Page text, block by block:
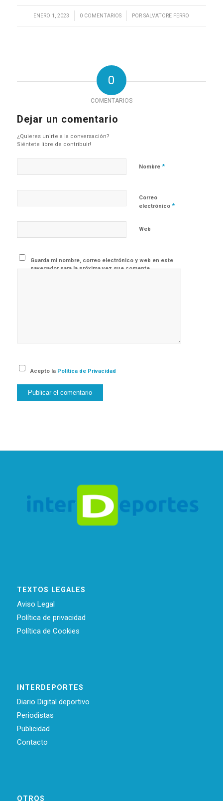
ENERO 1, 2023
/ 0 COMENTARIOS
/ PORSALVATORE FERRO
0
COMENTARIOS
Dejar un comentario
¿Quieres unirte a la conversación?
Siéntete libre de contribuir!
Nombre *
Correo
electrónico *
Web
Guarda mi nombre, correo electrónico y web en este
navegador para la próxima vez que comente.
Acepto la Política de Privacidad
TEXTOS LEGALES
Aviso Legal
Política de privacidad
Política de Cookies
INTERDEPORTES
Diario Digital deportivo
Periodistas
Publicidad
Contacto
OTROS